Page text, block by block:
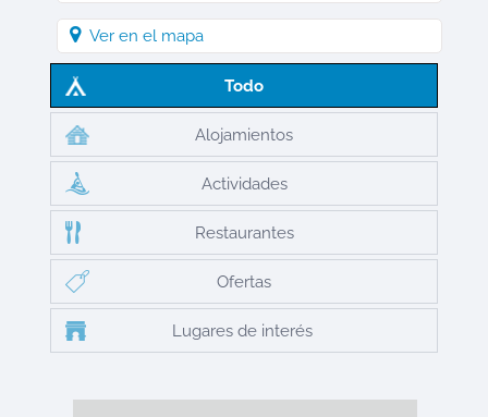
Ver en el mapa
Todo
Alojamientos
Actividades
Restaurantes
Ofertas
Lugares de interés